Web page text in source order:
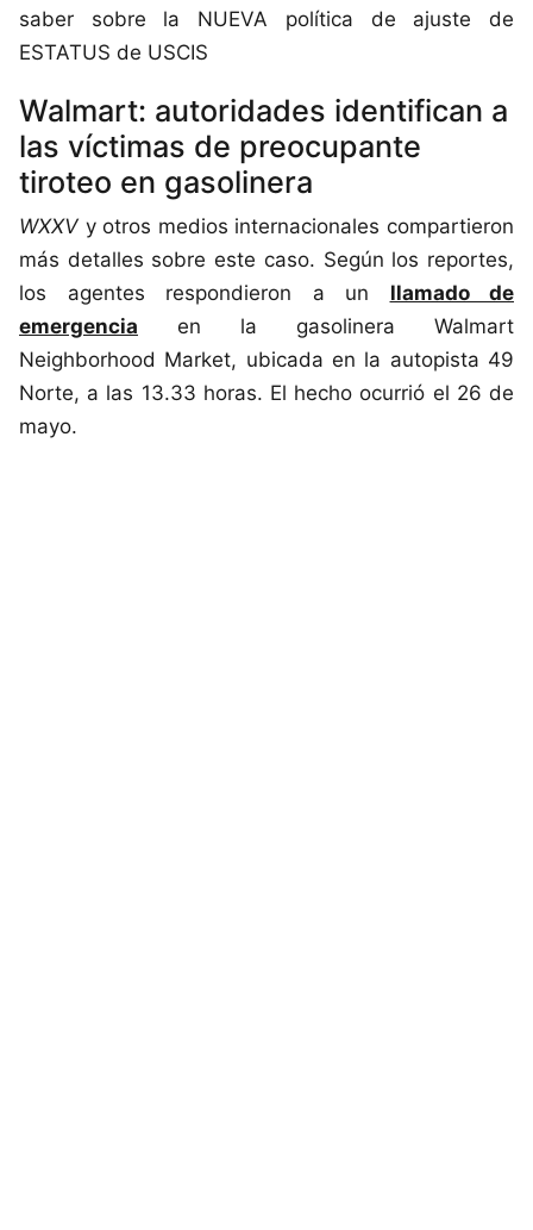
saber sobre la NUEVA política de ajuste de
ESTATUS de USCIS
Walmart: autoridades identifican a
las víctimas de preocupante
tiroteo en gasolinera
WXXV y otros medios internacionales compartieron
más detalles sobre este caso. Según los reportes,
los agentes respondieron a un llamado de
emergencia en la gasolinera Walmart
Neighborhood Market, ubicada en la autopista 49
Norte, a las 13.33 horas. El hecho ocurrió el 26 de
mayo.